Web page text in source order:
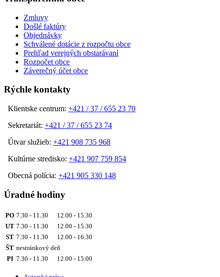
Zmluvy
Došlé faktúry
Objednávky
Schválené dotácie z rozpočtu obce
Prehľad verejných obstarávaní
Rozpočet obce
Záverečný účet obce
Rýchle kontakty
Klientske centrum: +421 / 37 / 655 23 70
Sekretariát: +421 / 37 / 655 23 74
Útvar služieb: +421 908 735 968
Kultúrne stredisko: +421 907 759 854
Obecná polícia: +421 905 330 148
Úradné hodiny
PO 7.30 - 11.30 12.00 - 15.30
UT 7.30 - 11.30 12.00 - 15.30
ST 7.30 - 11.30 12.00 - 16.30
ŠT nestránkový deň
PI 7.30 - 11.30 12.00 - 15.00